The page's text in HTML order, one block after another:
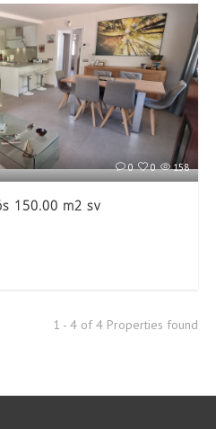
158
0
0
150.00 m2 sv
1 - 4 of 4 Properties found